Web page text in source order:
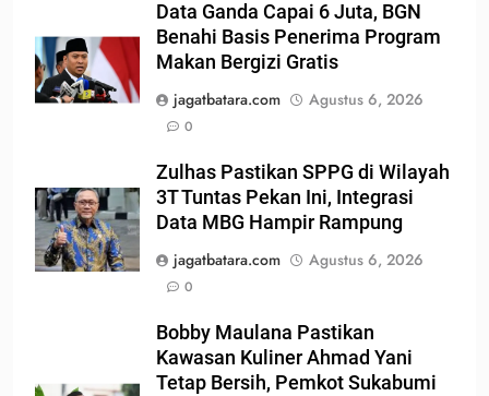
Data Ganda Capai 6 Juta, BGN
Benahi Basis Penerima Program
Makan Bergizi Gratis
jagatbatara.com
Agustus 6, 2026
0
Zulhas Pastikan SPPG di Wilayah
3T Tuntas Pekan Ini, Integrasi
Data MBG Hampir Rampung
jagatbatara.com
Agustus 6, 2026
0
Bobby Maulana Pastikan
Kawasan Kuliner Ahmad Yani
Tetap Bersih, Pemkot Sukabumi